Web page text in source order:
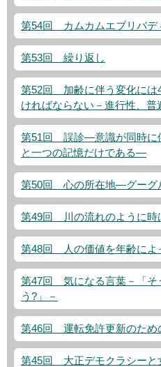
第54回 カムカムエブリバデ
第53回 繰り返し
第52回 加齢に伴う変化には
ければならない－進行性、普
第51回 誤診―意識が同時に
と一つの記憶だけである―
第50回 心の所在地―グーグ
第49回 川の流れのように時
第48回 人の価値を年齢によ
第47回 気になる言葉－「そ
う?」－
第46回 運転免許更新のため
第45回 大正デモクラシーと